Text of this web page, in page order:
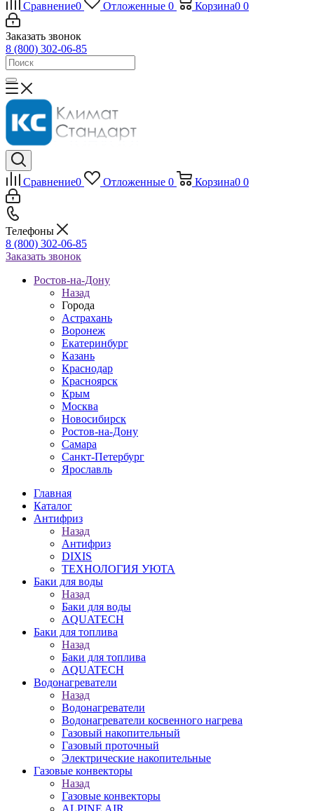
Сравнение0 Отложенные 0 Корзина0 0
Заказать звонок
8 (800) 302-06-85
Сравнение0 Отложенные 0 Корзина0 0
Телефоны
8 (800) 302-06-85
Заказать звонок
Ростов-на-Дону
Назад
Города
Астрахань
Воронеж
Екатеринбург
Казань
Краснодар
Красноярск
Крым
Москва
Новосибирск
Ростов-на-Дону
Самара
Санкт-Петербург
Ярославль
Главная
Каталог
Антифриз
Назад
Антифриз
DIXIS
ТЕХНОЛОГИЯ УЮТА
Баки для воды
Назад
Баки для воды
AQUATECH
Баки для топлива
Назад
Баки для топлива
AQUATECH
Водонагреватели
Назад
Водонагреватели
Водонагреватели косвенного нагрева
Газовый накопительный
Газовый проточный
Электрические накопительные
Газовые конвекторы
Назад
Газовые конвекторы
ALPINE AIR